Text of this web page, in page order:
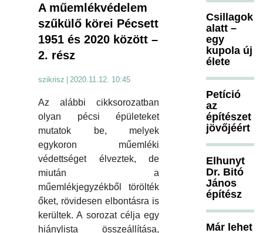
A műemlékvédelem
szűkülő körei Pécsett
1951 és 2020 között –
2. rész
szikrisz 2020.11.12. 10:45
Az alábbi cikksorozatban
olyan pécsi épületeket
mutatok be, melyek
egykoron műemléki
védettséget élveztek, de
miután a
műemlékjegyzékből törölték
őket, rövidesen elbontásra is
kerültek. A sorozat célja egy
hiánylista összeállítása,
Csillagok
alatt –
egy
kupola új
élete
Petíció
az
építészet
jövőjéért
Elhunyt
Dr. Bitó
János
építész
Már lehet